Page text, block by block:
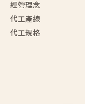
經營理念
代工產線
代工規格